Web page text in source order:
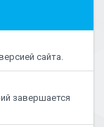
сайта.
завершается